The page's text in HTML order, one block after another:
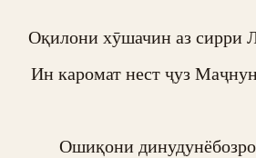
Оқилони хӯшачин аз сирри
Ин каромат нест ҷуз
Ошиқони динудунёбозро